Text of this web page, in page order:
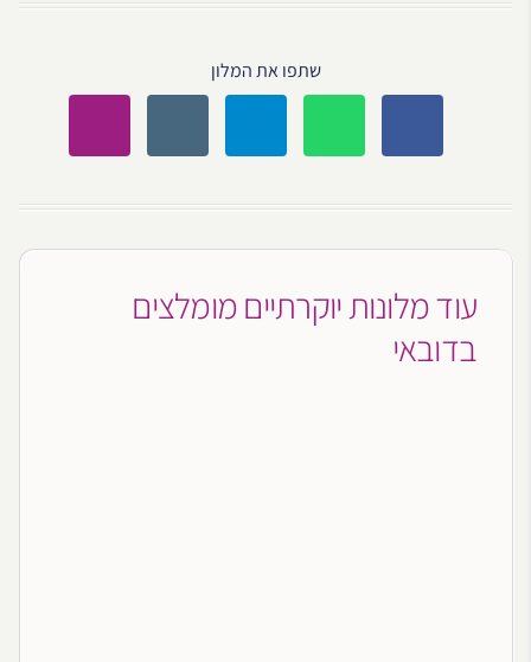
שתפו את המלון
עוד מלונות יוקרתיים מומלצים
בדובאי